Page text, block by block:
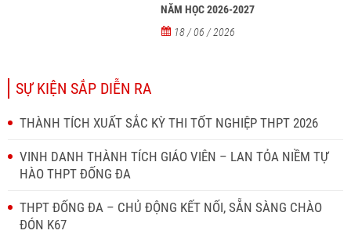
NĂM HỌC 2026-2027
18 / 06 / 2026
SỰ KIỆN SẮP DIỄN RA
THÀNH TÍCH XUẤT SẮC KỲ THI TỐT NGHIỆP THPT 2026
VINH DANH THÀNH TÍCH GIÁO VIÊN – LAN TỎA NIỀM TỰ
HÀO THPT ĐỐNG ĐA
THPT ĐỐNG ĐA – CHỦ ĐỘNG KẾT NỐI, SẴN SÀNG CHÀO
ĐÓN K67